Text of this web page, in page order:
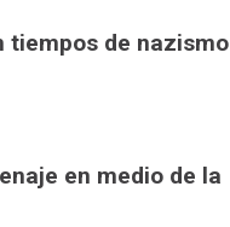
tiempos de nazismo
en medio de la